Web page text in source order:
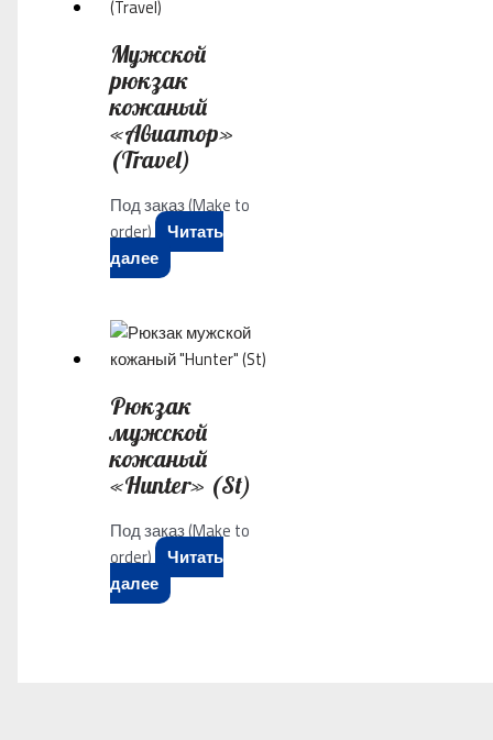
Мужской
рюкзак
кожаный
«Авиатор»
(Travel)
Под заказ (Make to
order) Читать
далее
Рюкзак
мужской
кожаный
«Hunter» (St)
Под заказ (Make to
order) Читать
далее